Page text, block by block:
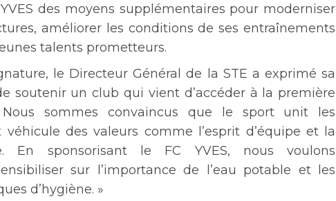
des moyens supplémentaires pour moderniser
améliorer les conditions de ses entraînements
talents prometteurs.
le Directeur Général de la STE a exprimé sa
soutenir un club qui vient d’accéder à la première
sommes convaincus que le sport unit les
véhicule des valeurs comme l’esprit d’équipe et la
En sponsorisant le FC YVES, nous voulons
sur l’importance de l’eau potable et les
d’hygiène. »